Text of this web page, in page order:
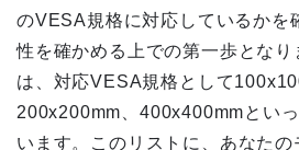
のVESA規格に対応しているかを
性を確かめる上での第一歩となり
は、対応VESA規格として
200x200mm、400x400mmとい
います。このリストに、あなた